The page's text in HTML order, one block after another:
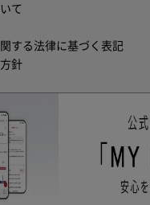
て
する法律に基づく表記
針